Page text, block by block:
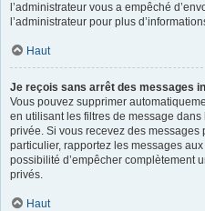
l’administrateur vous a empêché
l’administrateur pour plus
Haut
Je reçois sans arrêt des messages
Vous pouvez supprimer
en utilisant les filtres de message
privée. Si vous recevez des messages
particulier, rapportez les messages
possibilité d’empêcher complètement
privés.
Haut